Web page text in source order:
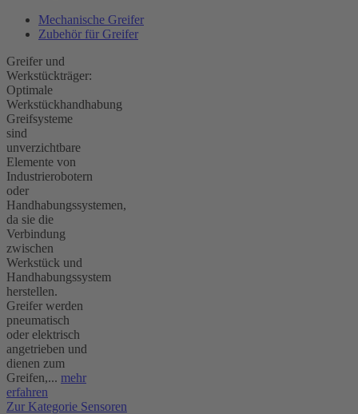
Mechanische Greifer
Zubehör für Greifer
Greifer und
Werkstückträger:
Optimale
Werkstückhandhabung
Greifsysteme
sind
unverzichtbare
Elemente von
Industrierobotern
oder
Handhabungssystemen,
da sie die
Verbindung
zwischen
Werkstück und
Handhabungssystem
herstellen.
Greifer werden
pneumatisch
oder elektrisch
angetrieben und
dienen zum
Greifen,... mehr
erfahren
Zur Kategorie Sensoren